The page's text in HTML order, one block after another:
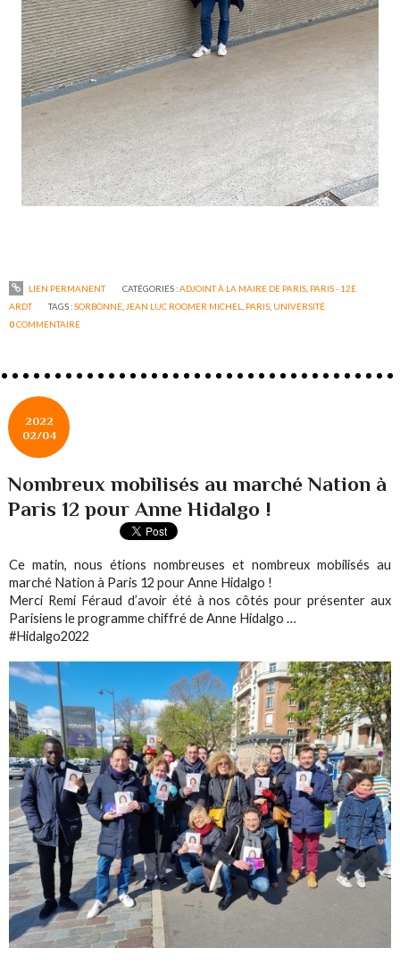
LIEN PERMANENT CATÉGORIES :ADJOINT À LA MAIRE DE PARIS, PARIS - 12È
ARDT
TAGS :SORBONNE JEAN LUC ROOMER MICHEL PARIS UNIVERSITÉ
0COMMENTAIRE
2022
02/04
Nombreux mobilisés au marché Nation à
Paris 12 pour Anne Hidalgo !
Ce matin, nous étions nombreuses et nombreux mobilisés au
marché Nation à Paris 12 pour Anne Hidalgo !
Merci Remi Féraud d’avoir été à nos côtés pour présenter aux
Parisiens le programme chiffré de Anne Hidalgo …
#Hidalgo2022